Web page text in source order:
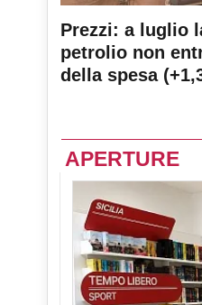
Prezzi: a luglio
petrolio non
della spesa
APERTURE